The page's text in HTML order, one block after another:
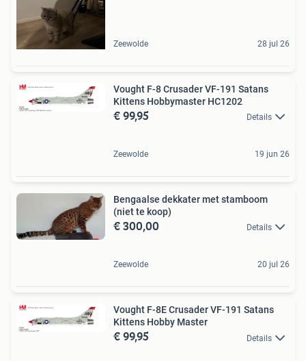
Zeewolde 28 jul 26
Vought F-8 Crusader VF-191 Satans
Kittens Hobbymaster HC1202
€ 99,95 Details
Zeewolde 19 jun 26
Bengaalse dekkater met stamboom
(niet te koop)
€ 300,00 Details
Zeewolde 20 jul 26
Vought F-8E Crusader VF-191 Satans
Kittens Hobby Master
€ 99,95 Details